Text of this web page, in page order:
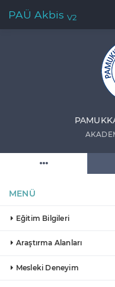
PAÜ Akbis V2
MENÜ
Eğitim Bilgileri
Araştırma Alanları
Mesleki Deneyim